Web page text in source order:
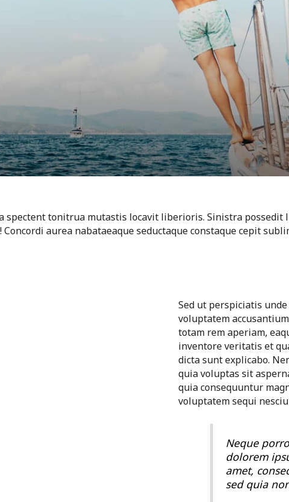
spectent tonitrua mutastis locavit liberioris. Sinistra possedit
aurea nabataeaque seductaque constaque cepit
Sed ut perspiciatis
voluptatem
totam rem aperiam,
inventore veritatis et
dicta sunt explicabo.
quia voluptas sit
quia consequuntur
voluptatem sequi
Neque
dolorem
amet,
sed quia